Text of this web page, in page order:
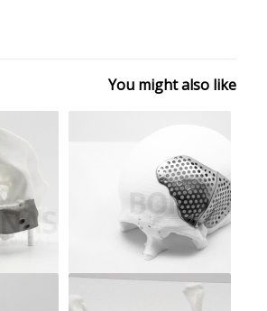
You might also like